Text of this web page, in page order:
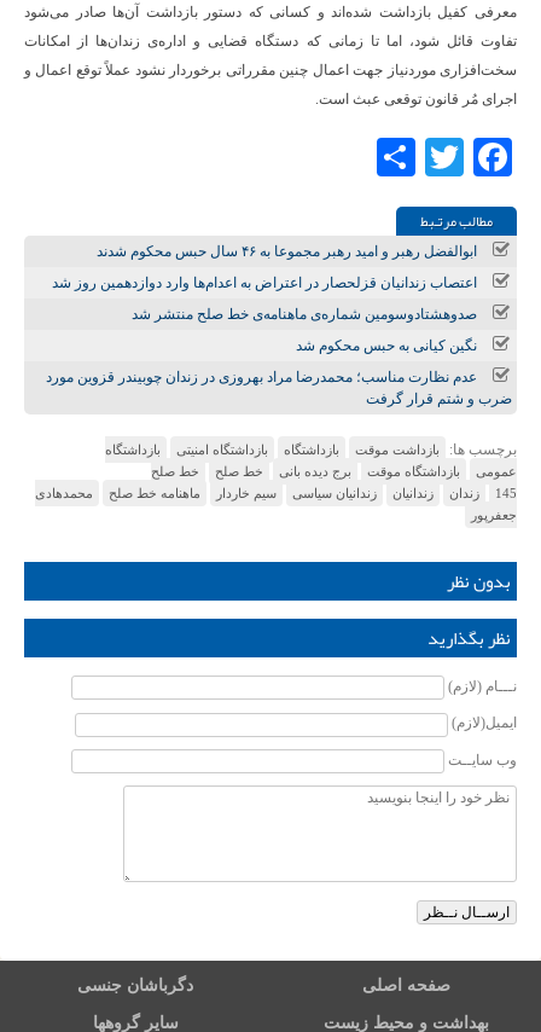
معرفی کفیل بازداشت شده‌اند و کسانی که دستور بازداشت آن‌ها صادر می‌شود
تفاوت قائل شود، اما تا زمانی که دستگاه قضایی و اداره‌ی زندان‌ها از امکانات
سخت‌افزاری موردنیاز جهت اعمال چنین مقرراتی برخوردار نشود عملاً توقع اعمال و
اجرای مُر قانون توقعی عبث است.
Facebook
Twitter
مطالب مرتـبط
ابوالفضل رهبر و امید رهبر مجموعا به ۴۶ سال حبس محکوم شدند
اعتصاب زندانیان قزلحصار در اعتراض به اعدام‌ها وارد دوازدهمین روز شد
صدوهشتادوسومین شماره‌ی ماهنامه‌ی خط صلح منتشر شد
نگین کیانی به حبس محکوم شد
عدم نظارت مناسب؛ محمدرضا مراد بهروزی در زندان چوبیندر قزوین مورد
ضرب و شتم قرار گرفت
برچسب ها: بازداشت موقت بازداشتگاه بازداشتگاه امنیتی
بازداشتگاه
عمومی
بازداشتگاه موقت برج دیده بانی خط صلح
خط صلح
145
زندان زندانیان زندانیان سیاسی سیم خاردار ماهنامه خط صلح
محمدهادی
جعفرپور
بدون نظر
نظر بگذارید
نـــام (لازم)
ایمیل(لازم)
وب سایــت
صفحه اصلی دگرباشان جنسی
بهداشت و محیط زیست سایر گروهها